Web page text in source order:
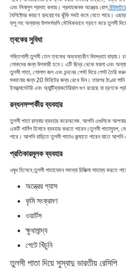
এবং লিনালুল প্রদাহ কমায়। প্রদাহজনক অন্ত্রের রোগ,
বৈশিষ্ট্যের কারণে হৃদরোগের ঝুঁকি সবই কমে যেতে পারে।
ফ্লু সহ অন্যান্য উপসর্গগুলি মৌখিকভাবে গ্রহণ করে তুলসী দিয়ে
ত্বকের সুবিধা
শক্তিশালী তুলসী তেল ত্বকের অভ্যন্তরীণ বিশুদ্ধতা বাড়ায়।
লোকদের জন্য উপকারী হবে। এটি ছিদ্র থেকে ময়লা এবং
তুলসী পাতা, গোলাপ জল এবং চন্দনের পেস্ট দিয়ে পেস্ট তৈরি
শুকানোর জন্য 20 মিনিটের জন্য রেখে দিন। তারপর ঠাণ্ডা
ইনফ্ল্যামেটরি এবং অ্যান্টিব্যাকটেরিয়াল গুণ রয়েছে যা ব্রণকে
রন্ধনসম্পর্কীয় ব্যবহার
তুলসী পাতা রান্নায় ব্যবহার করেঅনেক. আপনি এগুলিকে আপনার
একটি গার্নিশ হিসাবে ব্যবহার করতে পারেন।তুলসী পাতাস্যুপ,
পারে। আপনি বাড়িতে তুলসী পাতাও জন্মাতে পারেন যাতে
প্রতিকারমূলক ব্যবহার
ওষুধ হিসেবে,তুলসী পাতাযেমন সমস্যা চিকিত্সা সাহায্য করতে
অন্ত্রের গ্যাস
কৃমি সংক্রমণ
ওয়ার্টস
ক্ষুধামান্দ্য
পেটে খিঁচুনি
তুলসী পাতা দিয়ে সুস্বাদু ভারতীয় রেসিপি